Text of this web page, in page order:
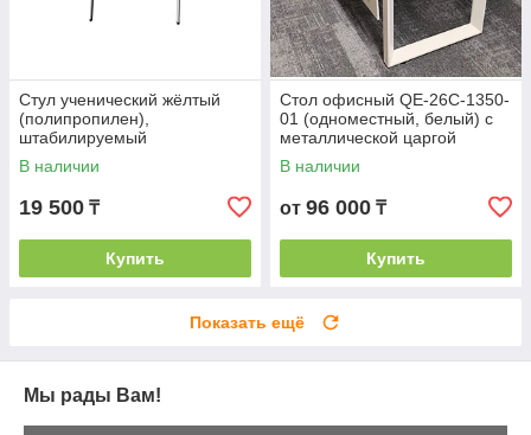
Стул ученический жёлтый
(полипропилен),
штабилируемый
В наличии
19 500 ₸
Купить
Стол офисный QE-26С-1350-
01 (одноместный, белый) с
металлической царгой
В наличии
от 96 000 ₸
Купить
Показать ещё
Мы рады Вам!